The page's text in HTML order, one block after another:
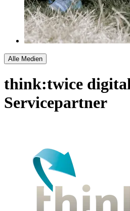
Alle Medien
think:twice
Servicepartner